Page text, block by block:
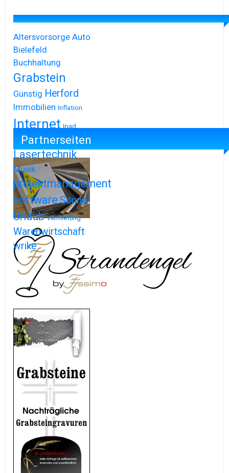
Altersvorsorge Auto
Bielefeld
Buchhaltung
Grabstein
Günstig Herford
Immobilien Inflation
Internet Ipad
Iphone
Lasertechnik
Musik
projektmanagement
softwareSonne
Urlaub Vermietung
Warenwirtschaft
wrike
Partnerseiten